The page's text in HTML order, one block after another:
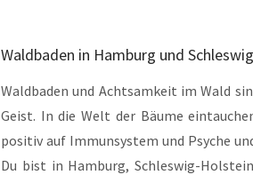
Waldbaden in Hamburg und
Waldbaden und Achtsamkeit im Wald
Geist. In die Welt der Bäume
positiv auf Immunsystem und Psyche
Du bist in Hamburg, Schleswig-